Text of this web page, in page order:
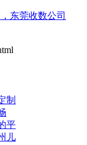
东莞收数公司
制
平
儿